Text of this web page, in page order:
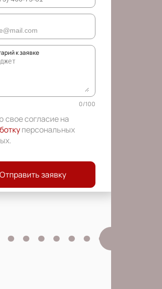
к заявке
0/100
свое согласие на
персональных
.
Отправить заявку